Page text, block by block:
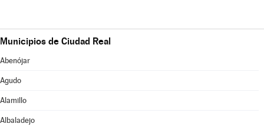
Municipios de Ciudad Real
Abenójar
Agudo
Alamillo
Albaladejo